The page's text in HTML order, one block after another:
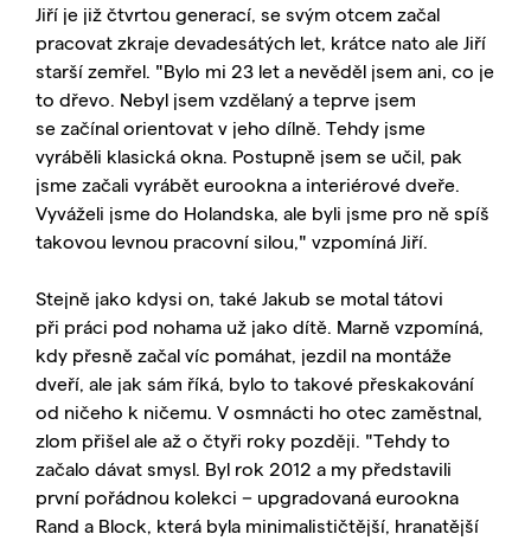
Jiří je již čtvrtou generací, se svým otcem začal
pracovat zkraje devadesátých let, krátce nato ale Jiří
starší zemřel. "Bylo mi 23 let a nevěděl jsem ani, co je
to dřevo. Nebyl jsem vzdělaný a teprve jsem
se začínal orientovat v jeho dílně. Tehdy jsme
vyráběli klasická okna. Postupně jsem se učil, pak
jsme začali vyrábět eurookna a interiérové dveře.
Vyváželi jsme do Holandska, ale byli jsme pro ně spíš
takovou levnou pracovní silou," vzpomíná Jiří.
Stejně jako kdysi on, také Jakub se motal tátovi
při práci pod nohama už jako dítě. Marně vzpomíná,
kdy přesně začal víc pomáhat, jezdil na montáže
dveří, ale jak sám říká, bylo to takové přeskakování
od ničeho k ničemu. V osmnácti ho otec zaměstnal,
zlom přišel ale až o čtyři roky později. "Tehdy to
začalo dávat smysl. Byl rok 2012 a my představili
první pořádnou kolekci − upgradovaná eurookna
Rand a Block, která byla minimalističtější, hranatější